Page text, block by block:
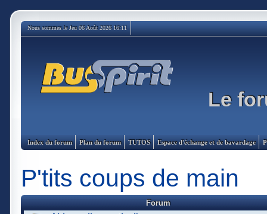
Nous sommes le Jeu 06 Août 2026 16:11
Le
Index du forum Plan du forum TUTOS Espace d'échange et de bavardage
P'tits coups de main
Forum